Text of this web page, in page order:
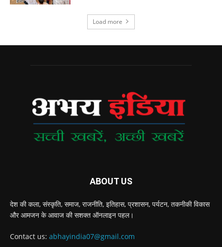
Load more
ABOUT US
देश की कला, संस्‍कृति, समाज, राजनीति, इतिहास, प्रशासन, पर्यटन, तकनीकी विकास
और आमजन के आवाज की सशक्‍त ऑनलाइन पहल।
Contact us: abhayindia07@gmail.com